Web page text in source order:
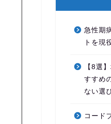
急性期
トを現
【8選
すすめ
ない選
コード